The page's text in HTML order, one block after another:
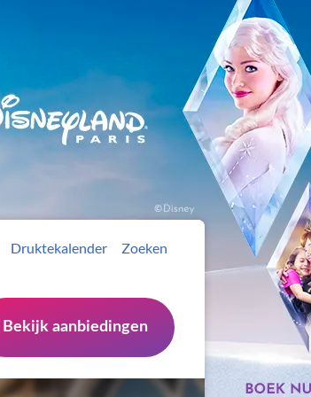
Druktekalender Zoeken
Bekijk aanbiedingen